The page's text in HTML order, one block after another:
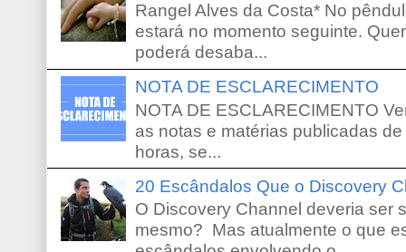
Rangel Alves da Costa* No
estará no momento seguinte.
poderá desaba...
NOTA DE ESCLARECIMENTO
NOTA DE ESCLARECIMENTO
as notas e matérias publicadas
horas, se...
20 Escândalos Que o Discovery
O Discovery Channel deveria ser
mesmo? Mas atualmente o que